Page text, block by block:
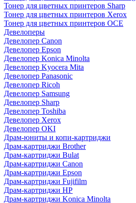
Тонер для цветных принтеров Sharp
Тонер для цветных принтеров Xerox
Тонер для цветных принтеров OCE
Девелоперы
Девелопер Canon
Девелопер Epson
Девелопер Konica Minolta
Девелопер Kyocera Mita
Девелопер Panasonic
Девелопер Ricoh
Девелопер Samsung
Девелопер Sharp
Девелопер Toshiba
Девелопер Xerox
Девелопер OKI
Драм-юниты и копи-картриджи
Драм-картриджи Brother
Драм-картриджи Bulat
Драм-картриджи Canon
Драм-картриджи Epson
Драм-картриджи Fujifilm
Драм-картриджи HP
Драм-картриджи Konica Minolta